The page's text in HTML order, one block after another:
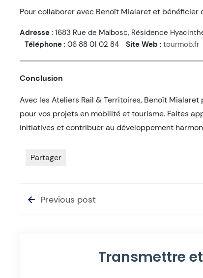
Pour collaborer avec Benoît Mialaret et bénéficier
Adresse : 1683 Rue de Malbosc, Résidence
Téléphone : 06 88 01 02 84 Site Web : tourmob.fr
Conclusion
Avec les Ateliers Rail & Territoires, Benoît
pour vos projets en mobilité et tourisme. Faites
initiatives et contribuer au développement
Partager
Previous post
Transmettre